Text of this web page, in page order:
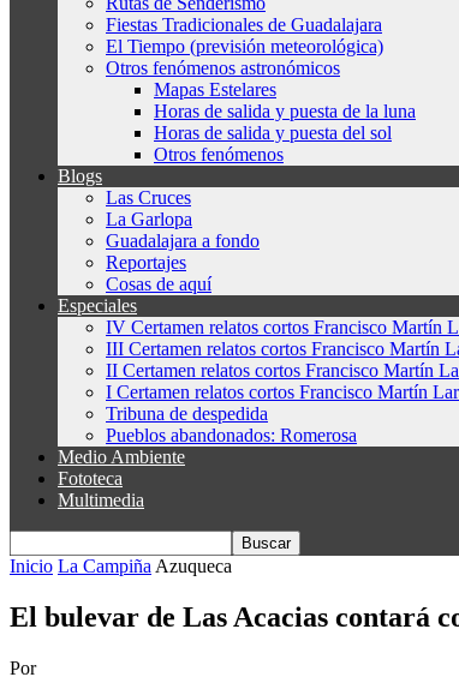
Fiestas Tradicionales de Guadalajara
El Tiempo (previsión meteorológica)
Otros fenómenos astronómicos
Mapas Estelares
Horas de salida y puesta de la luna
Horas de salida y puesta del sol
Otros fenómenos
Blogs
Las Cruces
La Garlopa
Guadalajara a fondo
Reportajes
Cosas de aquí
Especiales
IV Certamen relatos cortos Francisco Martín
III Certamen relatos cortos Francisco Martín
II Certamen relatos cortos Francisco Martín
I Certamen relatos cortos Francisco Martín
Tribuna de despedida
Pueblos abandonados: Romerosa
Medio Ambiente
Fototeca
Multimedia
Inicio La Campiña Azuqueca
El bulevar de Las Acacias contará
Por